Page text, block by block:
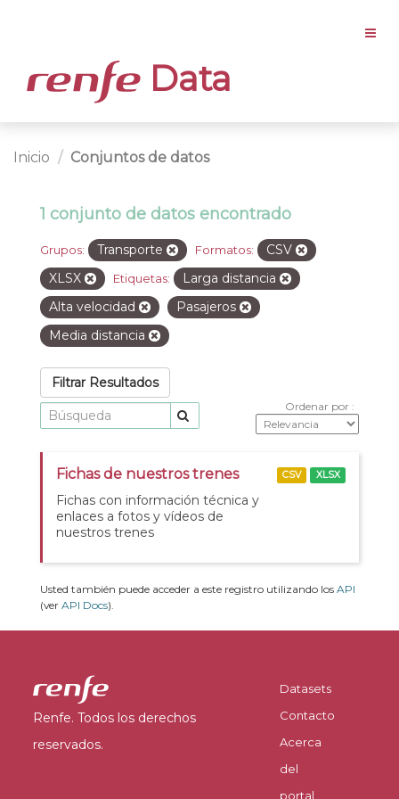
Data
Inicio Conjuntos de datos
1 conjunto de datos encontrado
Grupos: Transporte Formatos:
CSV
XLSX
Etiquetas:
Larga distancia
Alta velocidad
Pasajeros
Media distancia
Filtrar Resultados
Ordenar por
Fichas de nuestros trenes
Fichas con información técnica y
enlaces a fotos y vídeos de
nuestros trenes
CSV XLSX
Usted también puede acceder a este registro utilizando los API
(ver API Docs).
Renfe. Todos los derechos
reservados.
Datasets
Contacto
Acerca
del
portal